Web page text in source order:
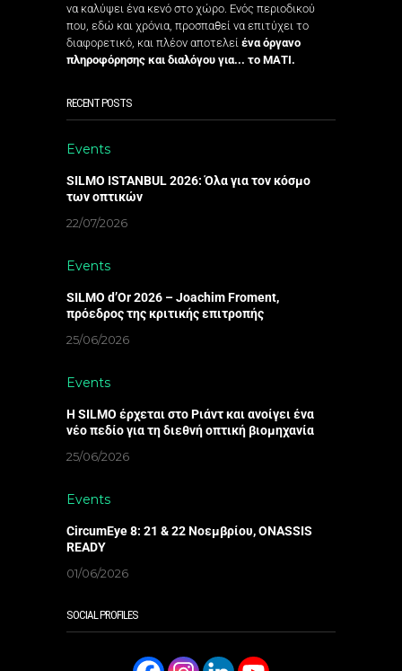
να καλύψει ένα κενό στο χώρο. Ενός περιοδικού
που, εδώ και χρόνια, προσπαθεί να επιτύχει το
διαφορετικό, και πλέον αποτελεί ένα όργανο
πληροφόρησης και διαλόγου για... το ΜΑΤΙ.
RECENT POSTS
Events
SILMO ISTANBUL 2026: Όλα για τον κόσμο
των οπτικών
22/07/2026
Events
SILMO d’Or 2026 – Joachim Froment,
πρόεδρος της κριτικής επιτροπής
25/06/2026
Events
Η SILMO έρχεται στο Ριάντ και ανοίγει ένα
νέο πεδίο για τη διεθνή οπτική βιομηχανία
25/06/2026
Events
CircumEye 8: 21 & 22 Νοεμβρίου, ONASSIS
READY
01/06/2026
SOCIAL PROFILES